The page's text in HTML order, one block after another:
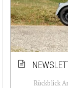
Rückblick